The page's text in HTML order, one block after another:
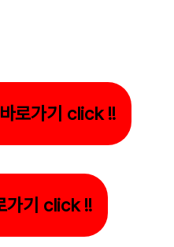
로가기 click !!
가기 click !!